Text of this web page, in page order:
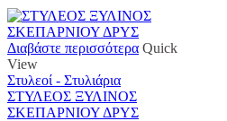
Διαβάστε περισσότερα Quick
View
Στυλεοί - Στυλιάρια
ΣΤΥΛΕΟΣ ΞΥΛΙΝΟΣ
ΣΚΕΠΑΡΝΙΟΥ ΔΡΥΣ